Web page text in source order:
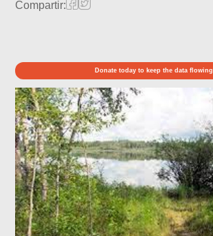
Compartir:
Donate today to keep the data flowing